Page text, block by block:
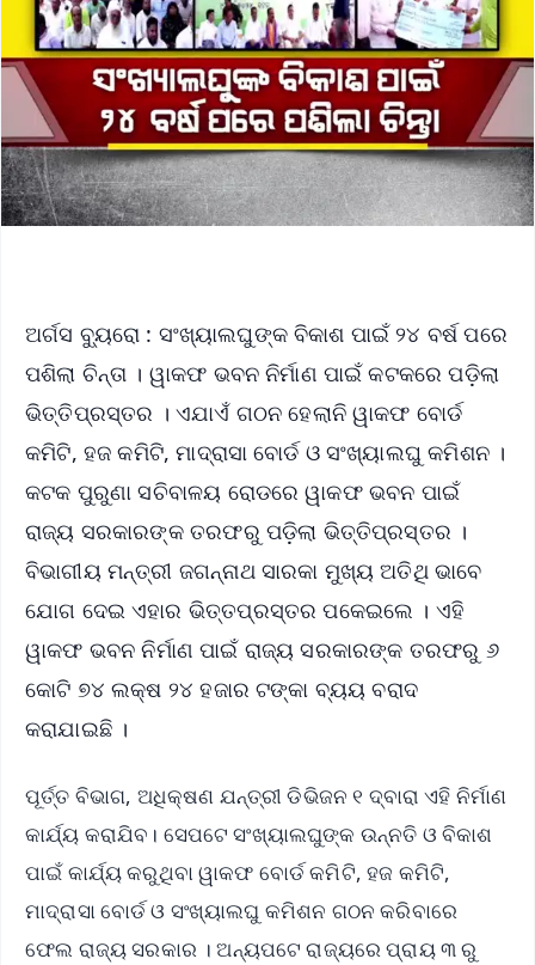
ଅର୍ଗସ ବ୍ୟୁରୋ : ସଂଖ୍ୟାଲଘୁଙ୍କ ବିକାଶ ପାଇଁ ୨୪ ବର୍ଷ ପରେ
ପଶିଲା ଚିନ୍ତା । ୱାକଫ ଭବନ ନିର୍ମାଣ ପାଇଁ କଟକରେ ପଡ଼ିଲା
ଭିତ୍ତିପ୍ରସ୍ତର । ଏଯାଏଁ ଗଠନ ହେଲାନି ୱାକଫ ବୋର୍ଡ
କମିଟି, ହଜ କମିଟି, ମାଦ୍ରାସା ବୋର୍ଡ ଓ ସଂଖ୍ୟାଲଘୁ କମିଶନ ।
କଟକ ପୁରୁଣା ସଚିବାଳୟ ରୋଡରେ ୱାକଫ ଭବନ ପାଇଁ
ରାଜ୍ୟ ସରକାରଙ୍କ ତରଫରୁ ପଡ଼ିଲା ଭିତ୍ତିପ୍ରସ୍ତର ।
ବିଭାଗୀୟ ମନ୍ତ୍ରୀ ଜଗନ୍ନାଥ ସାରକା ମୁଖ୍ୟ ଅତିଥି ଭାବେ
ଯୋଗ ଦେଇ ଏହାର ଭିତ୍ତପ୍ରସ୍ତର ପକେଇଲେ । ଏହି
ୱାକଫ ଭବନ ନିର୍ମାଣ ପାଇଁ ରାଜ୍ୟ ସରକାରଙ୍କ ତରଫରୁ ୬
କୋଟି ୭୪ ଲକ୍ଷ ୨୪ ହଜାର ଟଙ୍କା ବ୍ୟୟ ବରାଦ
କରାଯାଇଛି ।
ପୂର୍ତ୍ତ ବିଭାଗ, ଅଧିକ୍ଷଣ ଯନ୍ତ୍ରୀ ଡିଭିଜନ ୧ ଦ୍ବାରା ଏହି ନିର୍ମାଣ
କାର୍ଯ୍ୟ କରାଯିବ। ସେପଟେ ସଂଖ୍ୟାଲଘୁଙ୍କ ଉନ୍ନତି ଓ ବିକାଶ
ପାଇଁ କାର୍ଯ୍ୟ କରୁଥିବା ୱାକଫ ବୋର୍ଡ କମିଟି, ହଜ କମିଟି,
ମାଦ୍ରାସା ବୋର୍ଡ ଓ ସଂଖ୍ୟାଲଘୁ କମିଶନ ଗଠନ କରିବାରେ
ଫେଲ ରାଜ୍ୟ ସରକାର । ଅନ୍ୟପଟେ ରାଜ୍ୟରେ ପ୍ରାୟ ୩ ରୁ